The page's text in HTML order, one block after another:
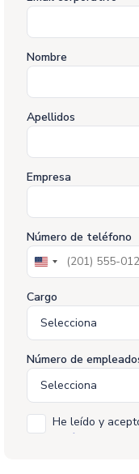
Nombre
Apellidos
Empresa
Número de teléfono
United
States
+1
Cargo
Número de
He leído y
Política de